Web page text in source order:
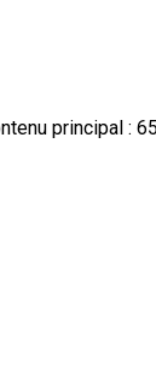
principal :